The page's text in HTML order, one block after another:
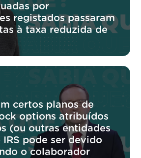
por
registados passaram
à taxa reduzida de
certos planos de
options atribuídos
(ou outras entidades
pode ser devido
o colaborador